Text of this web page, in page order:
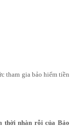
tham gia bảo hiểm tiền
thời nhàn rỗi của Bảo